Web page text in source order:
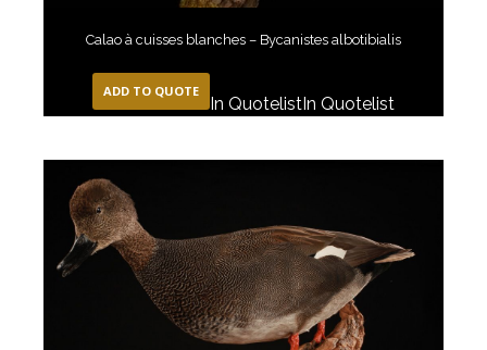
Calao à cuisses blanches – Bycanistes albotibialis
ADD TO QUOTE
In QuotelistIn Quotelist